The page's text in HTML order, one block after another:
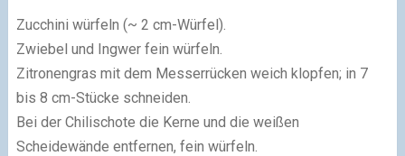
Zucchini würfeln (~ 2 cm-Würfel).
Zwiebel und Ingwer fein würfeln.
Zitronengras mit dem Messerrücken weich klopfen; in 7
bis 8 cm-Stücke schneiden.
Bei der Chilischote die Kerne und die weißen
Scheidewände entfernen, fein würfeln.